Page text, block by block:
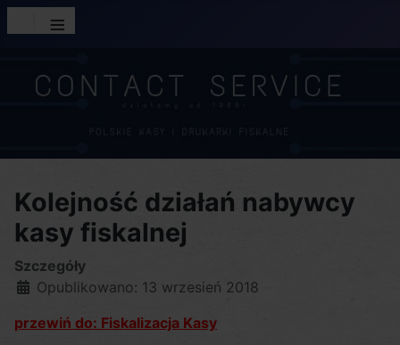
≡
Kolejność działań nabywcy
kasy fiskalnej
Szczegóły
Opublikowano: 13 wrzesień 2018
przewiń do: Fiskalizacja Kasy